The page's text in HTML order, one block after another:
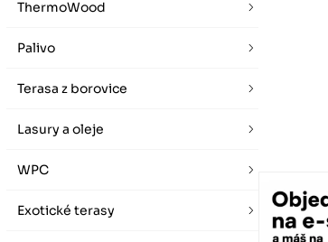
ThermoWood
Palivo
Terasa z borovice
Lasury a oleje
WPC
Exotické terasy